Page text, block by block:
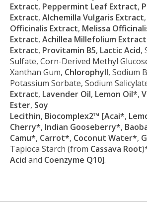
Extract, Peppermint Leaf Extract,
Extract, Alchemilla Vulgaris Extract,
Officinalis Extract, Melissa
Extract, Achillea Millefolium Extract
Extract, Provitamin B5, Lactic Acid,
Sulfate, Corn-Derived Methyl
Xanthan Gum, Chlorophyll, Sodium
Potassium Sorbate, Sodium
Extract, Lavender Oil, Lemon Oil*,
Ester, Soy
Lecithin, Biocomplex2™ [Acai*,
Cherry*, Indian Gooseberry*,
Camu*, Carrot*, Coconut Water*,
Tapioca Starch (from Cassava Root
Acid and Coenzyme Q10].